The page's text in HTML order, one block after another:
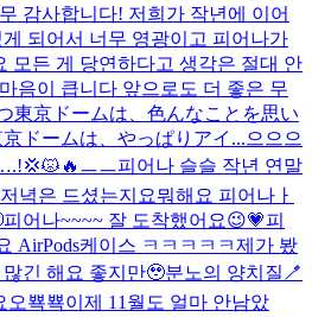
감사합니다! 저희가 작년에 이어
되어서 너무 영광이고 피어나가
모든 게 당연하다고 생각은 절대 안
음이 큽니다 앞으로도 더 좋은 무
東京ドームは、色んなことを思い
ドームは、やっぱりアイ...으으으
ㅡㅡ피어나 슬슬 작년 연말
녁은 드셨는지요뭐해요 피어나ㅏ
피어나~~~~ 잘 도착했어요😉💗피
AirPods케이스 ㅋㅋㅋㅋㅋ제가 봤
긴 해요 좋지만🥹분노의 양치질🪥
오뾱뾱이제 11월도 얼마 안남았